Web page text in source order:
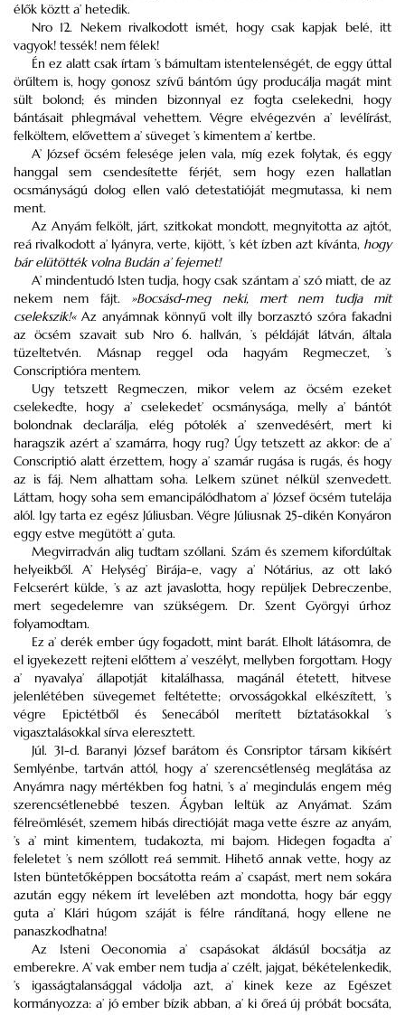
élők köztt a’ hetedik.
Nro 12. Nekem rivalkodott ismét, hogy csak kapjak belé, itt
vagyok! tessék! nem félek!
Én ez alatt csak írtam ’s bámultam istentelenségét, de eggy úttal
örűltem is, hogy gonosz szívű bántóm úgy producálja magát mint
sült bolond; és minden bizonnyal ez fogta cselekedni, hogy
bántásait phlegmával vehettem. Végre elvégezvén a’ levélírást,
felköltem, elővettem a’ süveget ’s kimentem a’ kertbe.
A’ József öcsém felesége jelen vala, míg ezek folytak, és eggy
hanggal sem csendesítette férjét, sem hogy ezen hallatlan
ocsmányságú dolog ellen való detestatióját megmutassa, ki nem
ment.
Az Anyám felkölt, járt, szitkokat mondott, megnyitotta az ajtót,
reá rivalkodott a’ lyányra, verte, kijött, ’s két ízben azt kívánta, hogy
bár elütötték volna Budán a’ fejemet!
A’ mindentudó Isten tudja, hogy csak szántam a’ szó miatt, de az
nekem nem fájt. »Bocsásd-meg neki, mert nem tudja mit
cselekszik!«Az anyámnak könnyű volt illy borzasztó szóra fakadni
az öcsém szavait sub Nro 6. hallván, ’s példáját látván, általa
tüzeltetvén. Másnap reggel oda hagyám Regmeczet, ’s
Conscriptióra mentem.
Ugy tetszett Regmeczen, mikor velem az öcsém ezeket
cselekedte, hogy a’ cselekedet’ ocsmánysága, melly a’ bántót
bolondnak declarálja, elég pótolék a’ szenvedésért, mert ki
haragszik azért a’ szamárra, hogy rug? Úgy tetszett az akkor: de a’
Conscriptió alatt érzettem, hogy a’ szamár rugása is rugás, és hogy
az is fáj. Nem alhattam soha. Lelkem szünet nélkül szenvedett.
Láttam, hogy soha sem emancipálódhatom a’ József öcsém tutelája
alól. Igy tarta ez egész Júliusban. Végre Júliusnak 25-dikén Konyáron
eggy estve megütött a’ guta.
Megvirradván alig tudtam szóllani. Szám és szemem kifordúltak
helyeikből. A’ Helység’ Birája-e, vagy a’ Nótárius, az ott lakó
Felcserért külde, ’s az azt javaslotta, hogy repüljek Debreczenbe,
mert segedelemre van szükségem. Dr. Szent Györgyi úrhoz
folyamodtam.
Ez a’ derék ember úgy fogadott, mint barát. Elholt látásomra, de
el igyekezett rejteni előttem a’ veszélyt, mellyben forgottam. Hogy
a’ nyavalya’ állapotját kitalálhassa, magánál étetett, hitvese
jelenlétében süvegemet feltétette; orvosságokkal elkészített, ’s
végre Epictétből és Senecából merített bíztatásokkal ’s
vigasztalásokkal sírva eleresztett.
Júl. 31-d. Baranyi József barátom és Consriptor társam kikísért
Semlyénbe, tartván attól, hogy a’ szerencsétlenség meglátása az
Anyámra nagy mértékben fog hatni, ’s a’ megindulás engem még
szerencsétlenebbé teszen. Ágyban leltük az Anyámat. Szám
félreömlését, szemem hibás directióját maga vette észre az anyám,
’s a’ mint kimentem, tudakozta, mi bajom. Hidegen fogadta a’
feleletet ’s nem szóllott reá semmit. Hihető annak vette, hogy az
Isten büntetőképpen bocsátotta reám a’ csapást, mert nem sokára
azután eggy nékem írt levelében azt mondotta, hogy bár eggy
guta a’ Klári húgom száját is félre rándítaná, hogy ellene ne
panaszkodhatna!
Az Isteni Oeconomia a’ csapásokat áldásúl bocsátja az
emberekre. A’ vak ember nem tudja a’ czélt, jajgat, békételenkedik,
’s igasságtalansággal vádolja azt, a’ kinek keze az Egészet
kormányozza: a’ jó ember bízik abban, a’ ki őreá új próbát bocsáta,